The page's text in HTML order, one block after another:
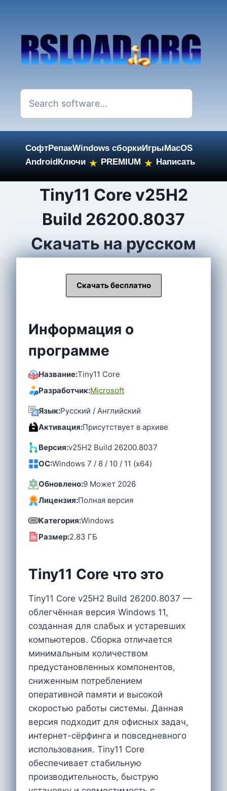
СофтРепакWindows сборкиИгрыMacOS
AndroidКлючи ★ PREMIUM ★ Написать
Tiny11 Core v25H2
Build 26200.8037
Скачать на русском
Скачать бесплатно
Информация о
программе
Название:Tiny11 Core
Разработчик:Microsoft
Язык:Русский / Английский
Активация:Присутствует в архиве
Версия:v25H2 Build 26200.8037
OC:Windows 7 / 8 / 10 / 11 (x64)
Обновлено:9 Может 2026
Лицензия:Полная версия
Категория:Windows
Размер:2.83 ГБ
Tiny11 Core что это
Tiny11 Core v25H2 Build 26200.8037 —
облегчённая версия Windows 11,
созданная для слабых и устаревших
компьютеров. Сборка отличается
минимальным количеством
предустановленных компонентов,
сниженным потреблением
оперативной памяти и высокой
скоростью работы системы. Данная
версия подходит для офисных задач,
интернет-сёрфинга и повседневного
использования. Tiny11 Core
обеспечивает стабильную
производительность, быструю